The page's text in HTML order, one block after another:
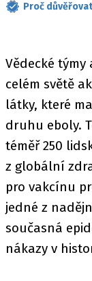
Proč
Vědecké
celém světě
látky, které
druhu eboly.
téměř 250
z globální
pro vakcínu
jedné z
současná
nákazy v